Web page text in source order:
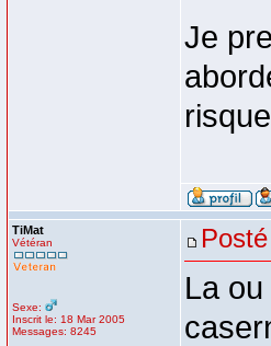
Je
TiMat
Vétéran
Sexe:
Inscrit le: 18 Mar 2005
Messages: 8245
La